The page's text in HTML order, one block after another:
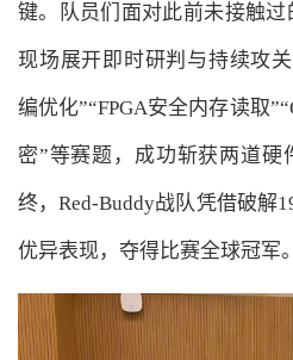
键。队员们面对此前未接触过
现场展开即时研判与持续攻
编优化”“FPGA安全内存读取
密”等赛题，成功斩获两道硬
终，Red-Buddy战队凭借破解
优异表现，夺得比赛全球冠军。